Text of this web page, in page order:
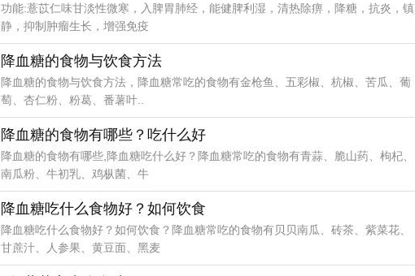
功能:薏苡仁味甘淡性微寒，入脾胃肺经，能健脾利湿，清热除痹，降糖，抗炎，镇
静，抑制肿瘤生长，增强免疫
降血糖的食物与饮食方法
降血糖的食物与饮食方法，降血糖常吃的食物有金枪鱼、五彩椒、杭椒、苦瓜、葡
萄、杏仁粉、粉葛、番薯叶..
降血糖的食物有哪些？吃什么好
降血糖的食物有哪些,降血糖吃什么好？降血糖常吃的食物有青蒜、脆山药、枸杞、
南瓜粉、牛初乳、鸡枞菌、牛
降血糖吃什么食物好？如何饮食
降血糖吃什么食物好？如何饮食？降血糖常吃的食物有贝贝南瓜、砖茶、紫菜花、
甘蔗汁、人参果、黄豆面、黑麦